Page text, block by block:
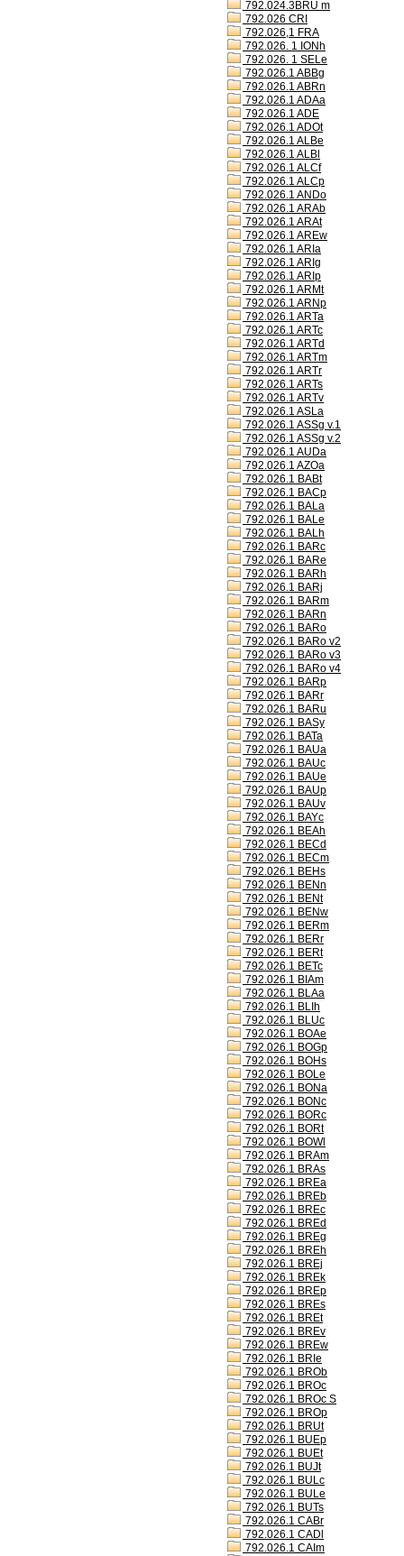
792.024.3BRU m
792.026 CRI
792.026,1 FRA
792.026. 1 IONh
792.026. 1 SELe
792.026.1 ABBg
792.026.1 ABRn
792.026.1 ADAa
792.026.1 ADE
792.026.1 ADOt
792.026.1 ALBe
792.026.1 ALBl
792.026.1 ALCf
792.026.1 ALCp
792.026.1 ANDo
792.026.1 ARAb
792.026.1 ARAt
792.026.1 AREw
792.026.1 ARIa
792.026.1 ARIg
792.026.1 ARIp
792.026.1 ARMt
792.026.1 ARNp
792.026.1 ARTa
792.026.1 ARTc
792.026.1 ARTd
792.026.1 ARTm
792.026.1 ARTr
792.026.1 ARTs
792.026.1 ARTv
792.026.1 ASLa
792.026.1 ASSg v.1
792.026.1 ASSg v.2
792.026.1 AUDa
792.026.1 AZOa
792.026.1 BABt
792.026.1 BACp
792.026.1 BALa
792.026.1 BALe
792.026.1 BALh
792.026.1 BARc
792.026.1 BARe
792.026.1 BARh
792.026.1 BARj
792.026.1 BARm
792.026.1 BARn
792.026.1 BARo
792.026.1 BARo v2
792.026.1 BARo v3
792.026.1 BARo v4
792.026.1 BARp
792.026.1 BARr
792.026.1 BARu
792.026.1 BASy
792.026.1 BATa
792.026.1 BAUa
792.026.1 BAUc
792.026.1 BAUe
792.026.1 BAUp
792.026.1 BAUv
792.026.1 BAYc
792.026.1 BEAh
792.026.1 BECd
792.026.1 BECm
792.026.1 BEHs
792.026.1 BENn
792.026.1 BENt
792.026.1 BENw
792.026.1 BERm
792.026.1 BERr
792.026.1 BERt
792.026.1 BETc
792.026.1 BIAm
792.026.1 BLAa
792.026.1 BLIh
792.026.1 BLUc
792.026.1 BOAe
792.026.1 BOGp
792.026.1 BOHs
792.026.1 BOLe
792.026.1 BONa
792.026.1 BONc
792.026.1 BORc
792.026.1 BORt
792.026.1 BOWl
792.026.1 BRAm
792.026.1 BRAs
792.026.1 BREa
792.026.1 BREb
792.026.1 BREc
792.026.1 BREd
792.026.1 BREg
792.026.1 BREh
792.026.1 BREj
792.026.1 BREk
792.026.1 BREp
792.026.1 BREs
792.026.1 BREt
792.026.1 BREv
792.026.1 BREw
792.026.1 BRIe
792.026.1 BROb
792.026.1 BROc
792.026.1 BROc S
792.026.1 BROp
792.026.1 BRUt
792.026.1 BUEp
792.026.1 BUEt
792.026.1 BUJt
792.026.1 BULc
792.026.1 BULe
792.026.1 BUTs
792.026.1 CABr
792.026.1 CADl
792.026.1 CAIm